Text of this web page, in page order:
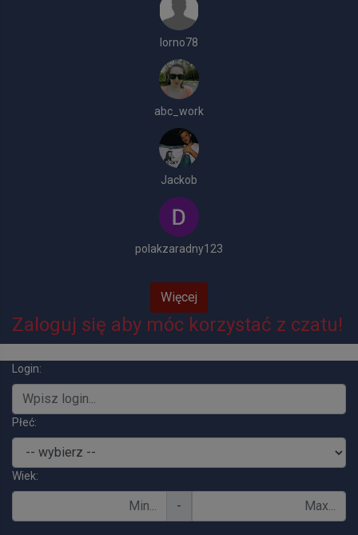
Iorno78
abc_work
Jackob
polakzaradny123
Więcej
Zaloguj się aby móc korzystać z czatu!
Login:
Płeć:
Wiek:
-